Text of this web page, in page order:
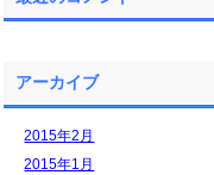
アーカイブ
2015年2月
2015年1月